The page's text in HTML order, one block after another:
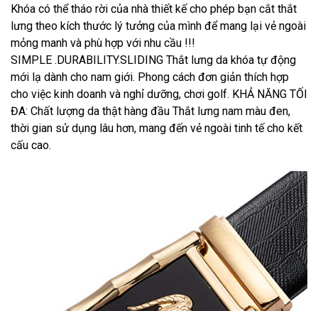
Khóa có thể tháo rời của nhà thiết kế cho phép bạn cắt thắt
lưng theo kích thước lý tưởng của mình để mang lại vẻ ngoài
mỏng manh và phù hợp với nhu cầu !!!
SIMPLE .DURABILITY.SLIDING Thắt lưng da khóa tự động
mới lạ dành cho nam giới. Phong cách đơn giản thích hợp
cho việc kinh doanh và nghỉ dưỡng, chơi golf. KHẢ NĂNG TỐI
ĐA: Chất lượng da thật hàng đầu Thắt lưng nam màu đen,
thời gian sử dụng lâu hơn, mang đến vẻ ngoài tinh tế cho kết
cấu cao.